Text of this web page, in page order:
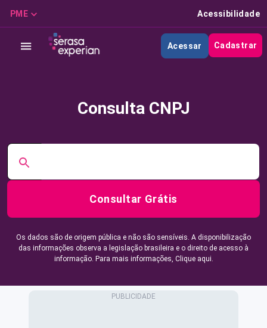
PME Acessibilidade
Acessar Cadastrar
Consulta CNPJ
Consultar Grátis
Os dados são de origem pública e não são sensíveis. A disponibilização
das informações observa a legislação brasileira e o direito de acesso à
informação. Para mais informações, Clique aqui.